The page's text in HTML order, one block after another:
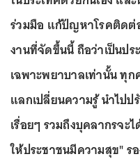
ร่วมมือ แก้ปัญหาโรคติดต่
งานที่จัดขึ้นนี้ ถือว่าเป็นป
เฉพาะพยาบาลเท่านั้น ทุ
แลกเปลี่ยนความรู้ นำไป
เรื่อยๆ รวมถึงบุคลากรจ
ให้ประชาชนมีความสุข" ร